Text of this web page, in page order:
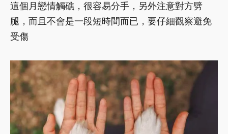
這個月戀情觸礁，很容易分手，另外注意對方劈
腿，而且不會是一段短時間而已，要仔細觀察避免
受傷